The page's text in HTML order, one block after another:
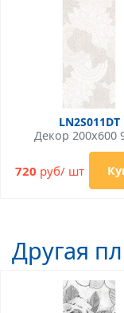
LN2S011DT
Декор 200x600
720 руб/ шт
Другая